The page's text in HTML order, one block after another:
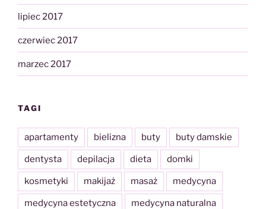
lipiec 2017
czerwiec 2017
marzec 2017
TAGI
apartamenty bielizna buty buty damskie
dentysta depilacja dieta domki
kosmetyki makijaż masaż medycyna
medycyna estetyczna medycyna naturalna